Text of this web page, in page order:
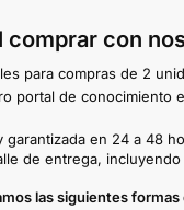
comprar con
para compras de 2
portal de conocimiento
garantizada en 24 a 48
de entrega,
las siguientes formas